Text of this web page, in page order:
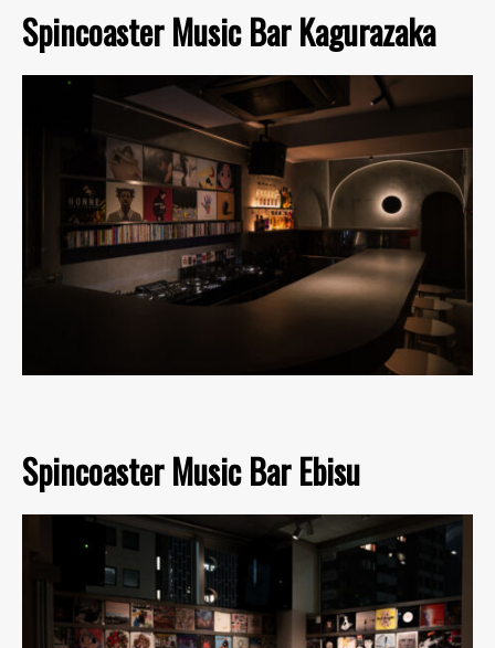
Spincoaster Music Bar Kagurazaka
Spincoaster Music Bar Ebisu